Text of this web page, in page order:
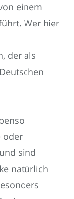
einem
Wer hier
der als
oder
sind
natürlich